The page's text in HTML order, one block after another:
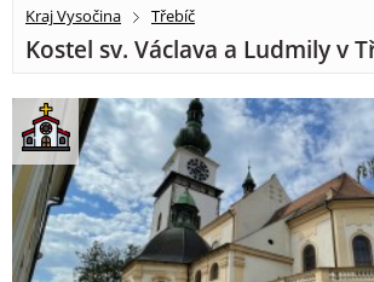
Kraj Vysočina Třebíč
Kostel sv. Václava a Ludmily v